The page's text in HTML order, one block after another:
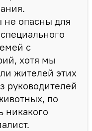
не опасны для
с
хотя мы
жителей этих
руководителей
по
никакого